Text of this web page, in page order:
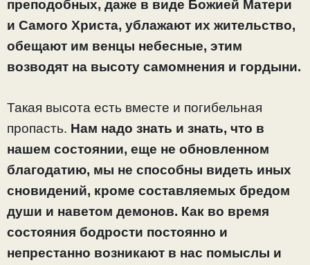
преподобных, даже в виде Божией Матери
и Самого Христа, ублажают их жительство,
обещают им венцы небесные, этим
возводят на высоту самомнения и гордыни.
Такая высота есть вместе и погибельная
пропасть. Нам надо знать и знать, что в
нашем состоянии, еще не обновленном
благодатию, мы не способны видеть иных
сновидений, кроме составляемых бредом
души и наветом демонов. Как во время
состояния бодрости постоянно и
непрестанно возникают в нас помыслы и